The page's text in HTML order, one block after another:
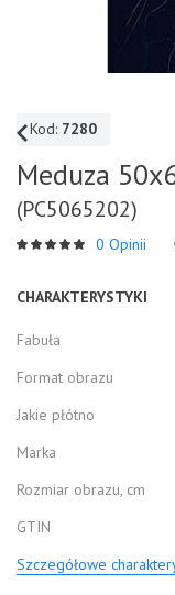
Kod: 7280
Meduza
(PC5065202)
0 Opinii
CHARAKTERYSTYKI
Fabuła
Format obrazu
Jakie płótno
Marka
Rozmiar obrazu, cm
GTIN
Szczegółowe